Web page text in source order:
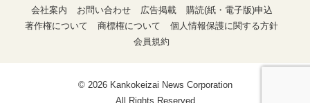
会社案内
お問い合わせ 広告掲載
購読(紙・電子版)申込
著作権について
商標権について
個人情報保護に関する方針
会員規約
© 2026 Kankokeizai News Corporation
All Rights Reserved